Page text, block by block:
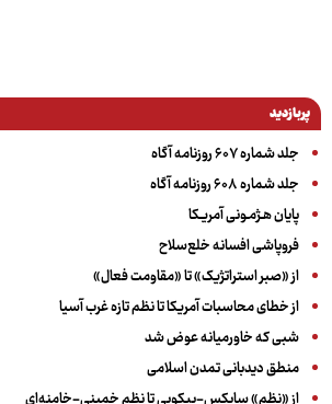
پربازدید
جلد شماره ۶۰۷ روزنامه آگاه
جلد شماره ۶۰۸ روزنامه آگاه
پایان هـژمـونی آمریـکا
فروپاشی افسانه خلع‌سلاح
از «صبر استراتژیک» تا «مقاومت فعال»
از خطای محاسبات آمریکا تا نظم تازه غرب آسیا
شبی که خاورمیانه عوض شد
منطق دیدبانی تمدن اسلامی